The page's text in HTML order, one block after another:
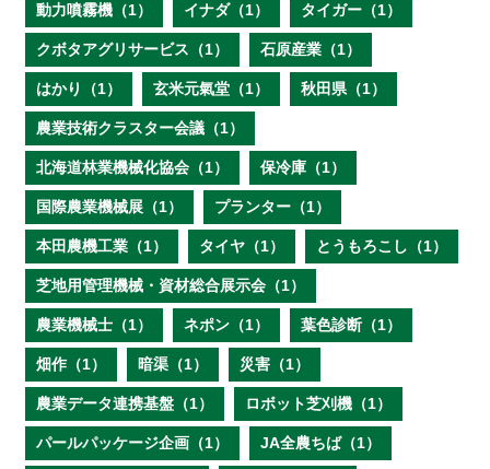
動力噴霧機（1） イナダ（1） タイガー（1）
クボタアグリサービス（1） 石原産業（1）
はかり（1） 玄米元氣堂（1） 秋田県（1）
農業技術クラスター会議（1）
北海道林業機械化協会（1） 保冷庫（1）
国際農業機械展（1） プランター（1）
本田農機工業（1） タイヤ（1） とうもろこし（1）
芝地用管理機械・資材総合展示会（1）
農業機械士（1） ネポン（1） 葉色診断（1）
畑作（1） 暗渠（1） 災害（1）
農業データ連携基盤（1） ロボット芝刈機（1）
パールパッケージ企画（1） JA全農ちば（1）